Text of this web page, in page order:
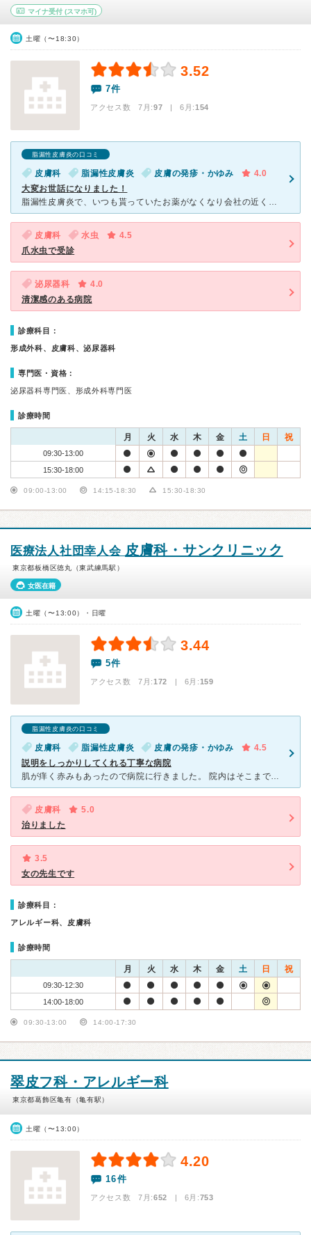
マイナ受付 (スマホ可)
土曜（〜18:30）
3.52
7件
アクセス数 7月:97 | 6月:154
脂漏性皮膚炎の口コミ
皮膚科 脂漏性皮膚炎 皮膚の発疹・かゆみ
4.0
大変お世話になりました！
脂漏性皮膚炎で、いつも貰っていたお薬がなくなり会社の近くで皮膚科を探していた時、同僚に教えてもらいました。初診でしたが念のため電話をすると、○○時くらいに来て下さい。との事。ほぼ希望通りでしたので伺い
皮膚科 水虫
4.5
爪水虫で受診
泌尿器科
4.0
清潔感のある病院
診療科目：
形成外科、皮膚科、泌尿器科
専門医・資格：
泌尿器科専門医、形成外科専門医
診療時間
月 火 水 木 金 土 日 祝
09:30-13:00
15:30-18:00
09:00-13:00 14:15-18:30 15:30-18:30
医療法人社団幸人会 皮膚科・サンクリニック
東京都板橋区徳丸（東武練馬駅）
女医在籍
土曜（〜13:00）・日曜
3.44
5件
アクセス数 7月:172 | 6月:159
脂漏性皮膚炎の口コミ
皮膚科 脂漏性皮膚炎 皮膚の発疹・かゆみ
4.5
説明をしっかりしてくれる丁寧な病院
肌が痒く赤みもあったので病院に行きました。 院内はそこまで混んでいない状態で、きれいで静かな待合室でした。 診察も丁寧で、まずゆっくりと話を聞いた後に一つ一つ丁寧に疑問や症状について教えてくれまし
皮膚科
5.0
治りました
3.5
女の先生です
診療科目：
アレルギー科、皮膚科
診療時間
月 火 水 木 金 土 日 祝
09:30-12:30
14:00-18:00
09:30-13:00 14:00-17:30
翠皮フ科・アレルギー科
東京都葛飾区亀有（亀有駅）
土曜（〜13:00）
4.20
16件
アクセス数 7月:652 | 6月:753